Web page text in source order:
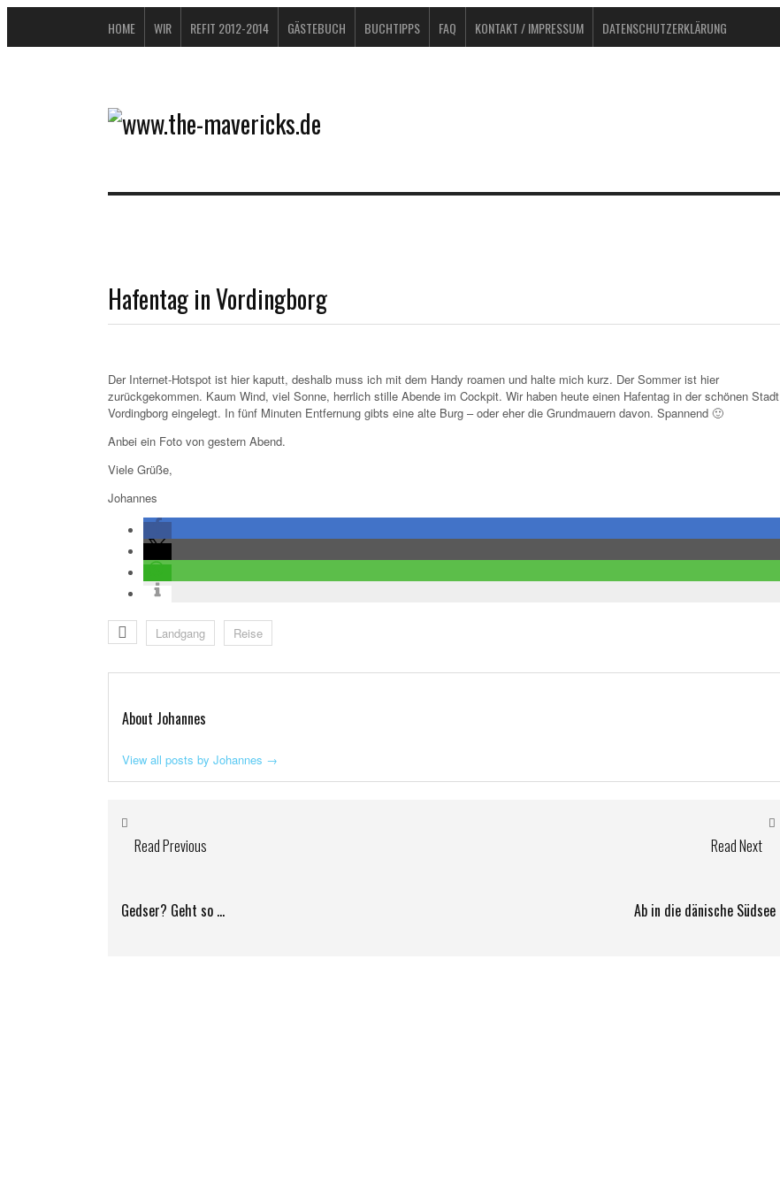
HOME WIR REFIT 2012-2014 GÄSTEBUCH BUCHTIPPS FAQ KONTAKT / IMPRESSUM DATENSCHUTZERKLÄRUNG
Hafentag in Vordingborg
Der Internet-Hotspot ist hier kaputt, deshalb muss ich mit dem Handy roamen und halte mich kurz. Der Sommer ist hier
zurückgekommen. Kaum Wind, viel Sonne, herrlich stille Abende im Cockpit. Wir haben heute einen Hafentag in der schönen Stadt
Vordingborg eingelegt. In fünf Minuten Entfernung gibts eine alte Burg – oder eher die Grundmauern davon. Spannend 🙂
Anbei ein Foto von gestern Abend.
Viele Grüße,
Johannes
Landgang Reise
About Johannes
View all posts by Johannes →
Read Previous
Gedser? Geht so …
Read Next
Ab in die dänische Südsee